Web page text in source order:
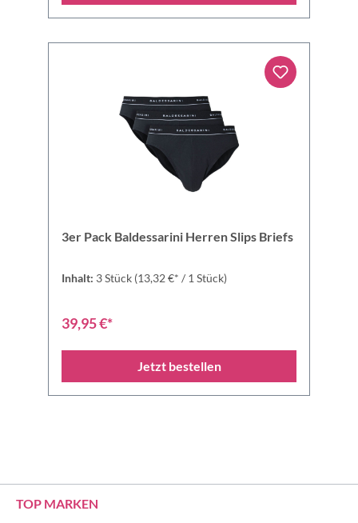
3er Pack Baldessarini Herren Slips Briefs
Inhalt: 3 Stück (13,32 €* / 1 Stück)
39,95 €*
Jetzt bestellen
TOP MARKEN